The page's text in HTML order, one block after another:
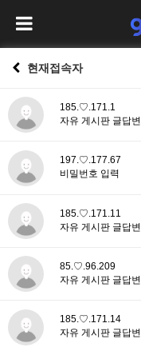
현재접속자
185.♡.171.1
자유 게시판 글답변
197.♡.177.67
비밀번호 입력
185.♡.171.11
자유 게시판 글답변
85.♡.96.209
자유 게시판 글답변
185.♡.171.14
자유 게시판 글답변